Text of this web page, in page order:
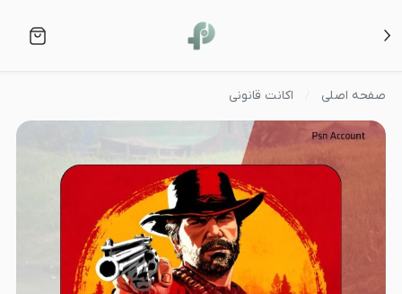
صفحه اصلی اکانت قانونی